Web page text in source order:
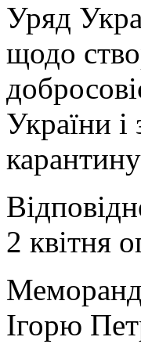
Уряд
щодо
України і
2 квітня
Ігорю